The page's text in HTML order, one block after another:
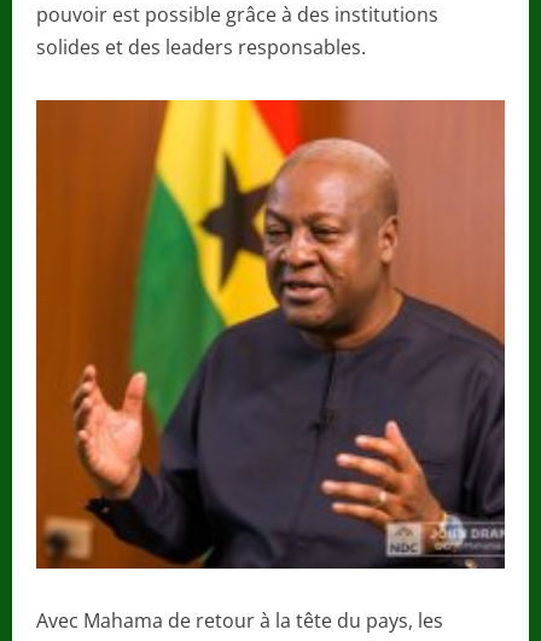
pouvoir est possible grâce à des institutions
solides et des leaders responsables.
Avec Mahama de retour à la tête du pays, les